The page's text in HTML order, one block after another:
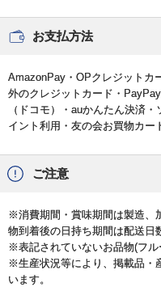
お支払方法
AmazonPay・OPクレジットカ
外のクレジットカード・
（ドコモ）・auかんたん決済
イント利用・友の会お買物カー
ご注意
※消費期間・賞味期間は製造、
物到着後の日持ち期間は配送日
※表記されていないお品物(フル
※生産状況等により、掲載品・
います。